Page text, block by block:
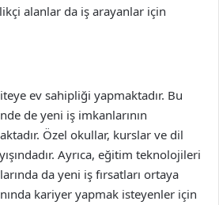
alanlar da iş arayanlar için
ev sahipliği yapmaktadır. Bu
de yeni iş imkanlarının
Özel okullar, kurslar ve dil
Ayrıca, eğitim teknolojileri
da yeni iş fırsatları ortaya
kariyer yapmak isteyenler için